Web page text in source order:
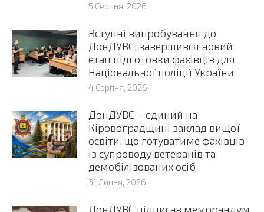
5 Серпня, 2026
Вступні випробування до
ДонДУВС: завершився новий
етап підготовки фахівців для
Національної поліції України
4 Серпня, 2026
ДонДУВС – єдиний на
Кіровоградщині заклад вищої
освіти, що готуватиме фахівців
із супроводу ветеранів та
демобілізованих осіб
31 Липня, 2026
ДонДУВС підписав меморандум